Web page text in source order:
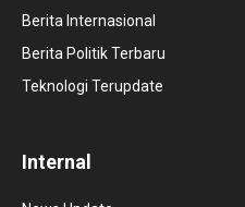
Berita Internasional
Berita Politik Terbaru
Teknologi Terupdate
Internal